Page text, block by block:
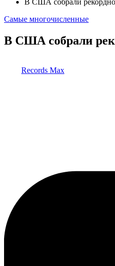
В США собрали
Опубликовано
Самые многочисленные
В США собрали
Records Max